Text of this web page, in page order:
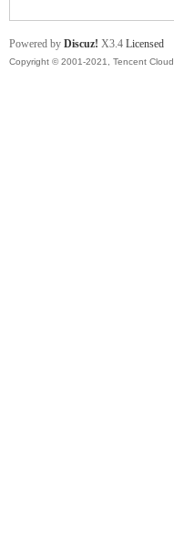
Powered by Discuz! X3.4 Licensed
Copyright © 2001-2021, Tencent Cloud.